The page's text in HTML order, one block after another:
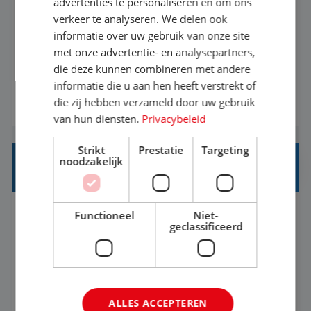
Met jouw ervaring in de reisbranche of
achtergrond in toerisme ben je klaar voor de
volgende stap. Vanaf je stoel reis je de hele
wereld over en speel je moeiteloos in op de
wensen van je team, je klant en wat er in de
reiswereld gebeurt. Met je enthousiasme weet je
klanten te overtuigen om die droomreis te
boeken! ...
BEKIJK VACATURE
REISADVISEUR JUNIOR
Bunschoten-Spakenburg, Utrecht, Nederland
MBO
achtergrond in toerisme ben je klaar voor de
verkeer te analyseren. We delen ook
informatie over uw gebruik van onze site
met onze advertentie- en analysepartners,
die deze kunnen combineren met andere
informatie die u aan hen heeft verstrekt of
die zij hebben verzameld door uw gebruik
van hun diensten. Privacybeleid
Strikt
noodzakelijk
Prestatie Targeting
Functioneel
Niet-
geclassificeerd
ALLES ACCEPTEREN